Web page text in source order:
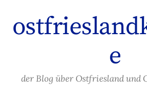
Inhalt
überspringen
e
der Blog über Ostfriesland und